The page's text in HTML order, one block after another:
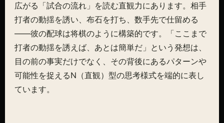
広がる「試合の流れ」を読む直観力にあります。相手
打者の動揺を誘い、布石を打ち、数手先で仕留める
——彼の配球は将棋のように構築的です。「ここまで
打者の動揺を誘えば、あとは簡単だ」という発想は、
目の前の事実だけでなく、その背後にあるパターンや
可能性を捉えるN（直観）型の思考様式を端的に表し
ています。